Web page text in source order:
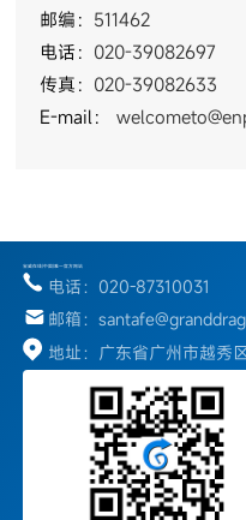
邮编： 511462
电话： 020-39082697
传真： 020-39082633
E-mail ：
宝威在线(中国)唯一官方网站
电话：020-87310031
邮箱：
地址：广东省广州市越秀